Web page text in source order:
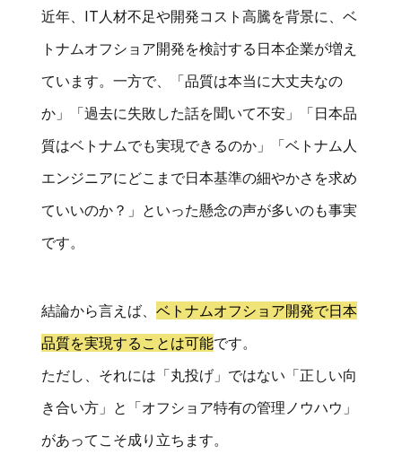
近年、IT人材不足や開発コスト高騰を背景に、ベ
トナムオフショア開発を検討する日本企業が増え
ています。一方で、「品質は本当に大丈夫なの
か」「過去に失敗した話を聞いて不安」「日本品
質はベトナムでも実現できるのか」「ベトナム人
エンジニアにどこまで日本基準の細やかさを求め
ていいのか？」といった懸念の声が多いのも事実
です。
結論から言えば、ベトナムオフショア開発で日本
品質を実現することは可能です。
ただし、それには「丸投げ」ではない「正しい向
き合い方」と「オフショア特有の管理ノウハウ」
があってこそ成り立ちます。